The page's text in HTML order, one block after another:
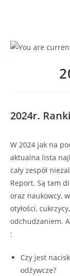
2024r.
W 2024 jak na
aktualna lista
cały zespół
Report. Są tam
oraz naukowcy,
otyłości,
odchudzaniem.
:
Czy jest
odżywcze?